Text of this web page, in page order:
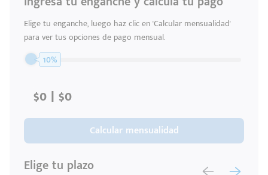
+528121278366
Elige tu enganche, luego haz clic en 'Calcular mensualidad'
para ver tus opciones de pago mensual.
10%
Calcular mensualidad
Elige tu plazo